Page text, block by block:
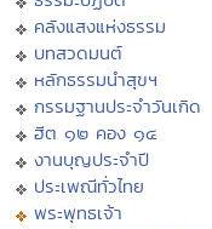
คลังแสงแห่งธรรม
บทสวดมนต์
หลักธรรมนำสุขฯ
กรรมฐานประจำวันเกิด
ฮีต ๑๒ คอง ๑๔
งานบุญประจำปี
ประเพณีทั่วไทย
พระพุทธเจ้า